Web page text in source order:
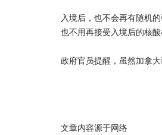
入境后，也不会再有随机
也不用再接受入境后的核
政府官员提醒，虽然加拿
文章内容源于网络